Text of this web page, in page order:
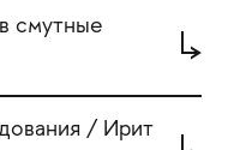
смутные
/ Ирит